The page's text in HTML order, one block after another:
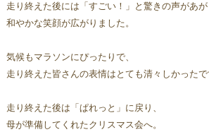
走り終えた後には「すごい！」と驚きの声があが
和やかな笑顔が広がりました。
気候もマラソンにぴったりで、
走り終えた皆さんの表情はとても清々しかった
走り終えた後は「ぱれっと」に戻り、
母が準備してくれたクリスマス会へ。